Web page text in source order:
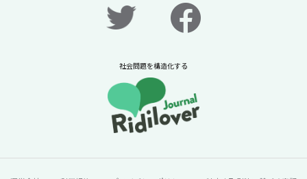
社会問題を構造化する